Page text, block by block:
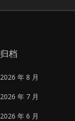
归档
2026 年 8 月
2026 年 7 月
2026 年 6 月